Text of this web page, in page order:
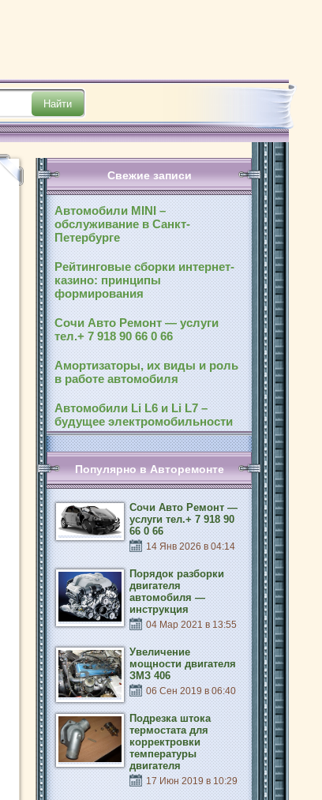
Свежие записи
Автомобили MINI –
обслуживание в Санкт-
Петербурге
Рейтинговые сборки интернет-
казино: принципы
формирования
Сочи Авто Ремонт — услуги
тел.+ 7 918 90 66 0 66
Амортизаторы, их виды и роль
в работе автомобиля
Автомобили Li L6 и Li L7 –
будущее электромобильности
Популярно в Авторемонте
Сочи Авто Ремонт —
услуги тел.+ 7 918 90
66 0 66
14 Янв 2026 в 04:14
Порядок разборки
двигателя
автомобиля —
инструкция
04 Мар 2021 в 13:55
Увеличение
мощности двигателя
ЗМЗ 406
06 Сен 2019 в 06:40
Подрезка штока
термостата для
корректровки
температуры
двигателя
17 Июн 2019 в 10:29